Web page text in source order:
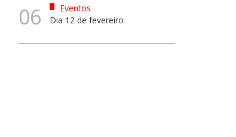
06
Eventos
Dia 12 de fevereiro